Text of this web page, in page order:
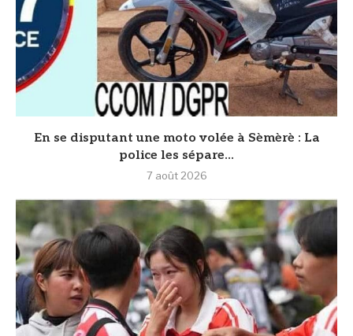
En se disputant une moto volée à Sèmèrè : La
police les sépare...
7 août 2026